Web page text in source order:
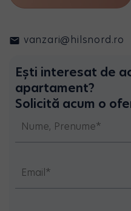
vanzari@hilsnord.ro
Ești interesat de
apartament?
Solicită acum o